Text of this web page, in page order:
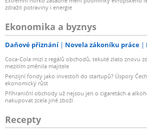
zdražit potraviny i energie
Ekonomika a byznys
Daňové přiznání Novela zákoníku práce
Coca-Cola mizí z regálů obchodů, tekuté zlato znovu
mezitím změnila majitele
Penzijní fondy jako investoři do startupů? Úspory
ekonomický růst
Příhraniční obchody už nejsou jen o cigaretách a
nakupovat zcela jiné zboží
Recepty